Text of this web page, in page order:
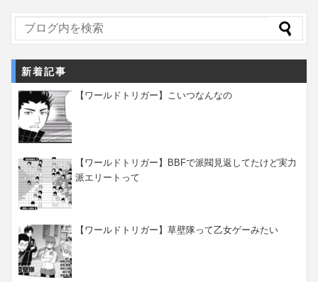
新着記事
【ワールドトリガー】こいつなんなの
【ワールドトリガー】BBFで派閥見返してたけど実力
派エリートって
【ワールドトリガー】草壁隊って乙女ゲーみたい